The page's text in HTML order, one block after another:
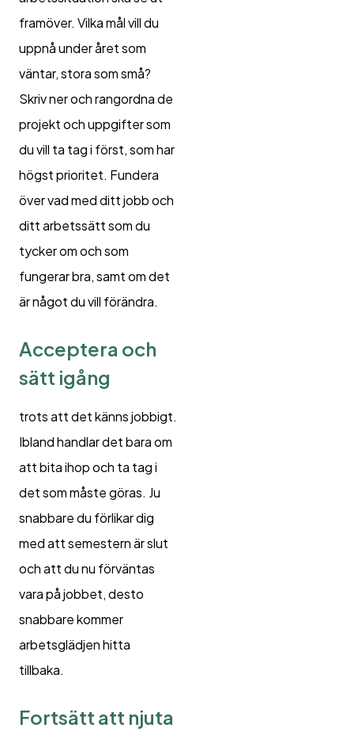
framöver. Vilka mål vill du
uppnå under året som
väntar, stora som små?
Skriv ner och rangordna de
projekt och uppgifter som
du vill ta tag i först, som har
högst prioritet. Fundera
över vad med ditt jobb och
ditt arbetssätt som du
tycker om och som
fungerar bra, samt om det
är något du vill förändra.
Acceptera och
sätt igång
trots att det känns jobbigt.
Ibland handlar det bara om
att bita ihop och ta tag i
det som måste göras. Ju
snabbare du förlikar dig
med att semestern är slut
och att du nu förväntas
vara på jobbet, desto
snabbare kommer
arbetsglädjen hitta
tillbaka.
Fortsätt att njuta